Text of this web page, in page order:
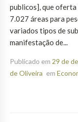
publicos], que
7.027 áreas para
variados tipos de
manifestação de...
Publicado em 29 de
de Oliveira em